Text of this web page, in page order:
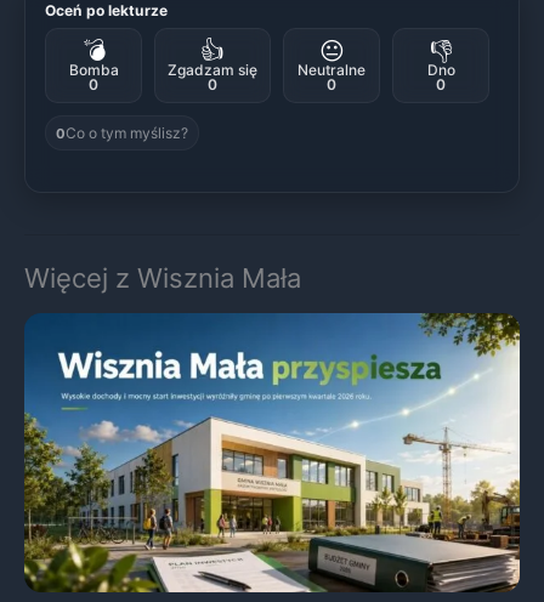
Oceń po lekturze
💣
Bomba
0
👍
Zgadzam się
0
😐
Neutralne
0
👎
Dno
0
0Co o tym myślisz?
Więcej z Wisznia Mała